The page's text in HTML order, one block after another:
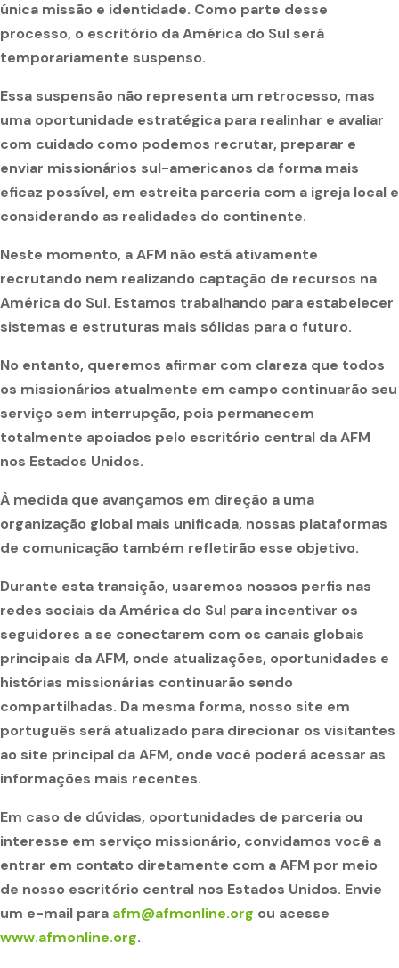
única missão e identidade. Como parte desse
processo, o escritório da América do Sul será
temporariamente suspenso.
Essa suspensão não representa um retrocesso, mas
uma oportunidade estratégica para realinhar e avaliar
com cuidado como podemos recrutar, preparar e
enviar missionários sul-americanos da forma mais
eficaz possível, em estreita parceria com a igreja local e
considerando as realidades do continente.
Neste momento, a AFM não está ativamente
recrutando nem realizando captação de recursos na
América do Sul. Estamos trabalhando para estabelecer
sistemas e estruturas mais sólidas para o futuro.
No entanto, queremos afirmar com clareza que todos
os missionários atualmente em campo continuarão seu
serviço sem interrupção, pois permanecem
totalmente apoiados pelo escritório central da AFM
nos Estados Unidos.
À medida que avançamos em direção a uma
organização global mais unificada, nossas plataformas
de comunicação também refletirão esse objetivo.
Durante esta transição, usaremos nossos perfis nas
redes sociais da América do Sul para incentivar os
seguidores a se conectarem com os canais globais
principais da AFM, onde atualizações, oportunidades e
histórias missionárias continuarão sendo
compartilhadas. Da mesma forma, nosso site em
português será atualizado para direcionar os visitantes
ao site principal da AFM, onde você poderá acessar as
informações mais recentes.
Em caso de dúvidas, oportunidades de parceria ou
interesse em serviço missionário, convidamos você a
entrar em contato diretamente com a AFM por meio
de nosso escritório central nos Estados Unidos. Envie
um e-mail para afm@afmonline.org ou acesse
www.afmonline.org.